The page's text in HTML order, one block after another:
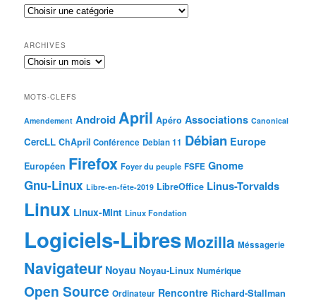
ARCHIVES
MOTS-CLEFS
Amendement AndroidApril Apéro Associations Canonical
CercLL ChApril Conférence Debian 11 Débian Europe
Européen Firefox Foyer du peuple FSFE Gnome
Gnu-Linux Libre-en-fête-2019 LibreOffice Linus-Torvalds
Linux Linux-Mint Linux Fondation
Logiciels-LibresMozilla Méssagerie
Navigateur Noyau Noyau-Linux Numérique
Open Source Ordinateur Rencontre Richard-Stallman